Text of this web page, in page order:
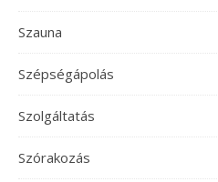
Szauna
Szépségápolás
Szolgáltatás
Szórakozás